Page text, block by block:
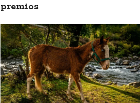
premios